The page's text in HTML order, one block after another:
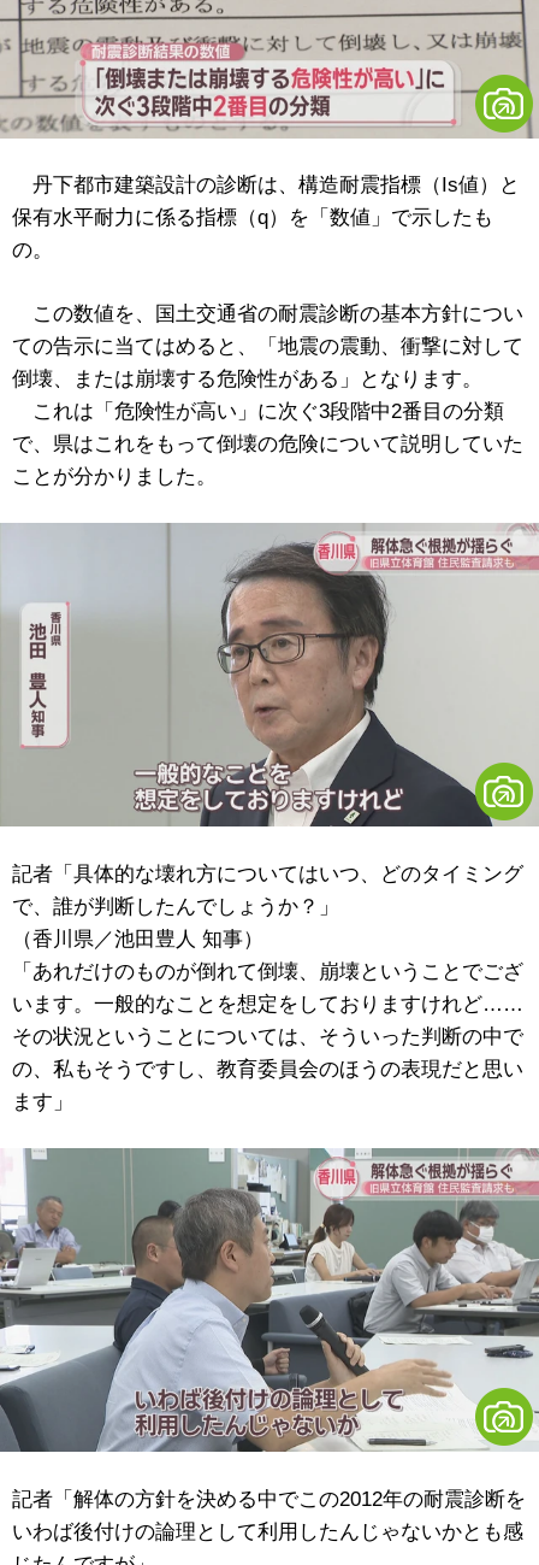
丹下都市建築設計の診断は、構造耐震指標（Is値）と
保有水平耐力に係る指標（q）を「数値」で示したも
の。
この数値を、国土交通省の耐震診断の基本方針につい
ての告示に当てはめると、「地震の震動、衝撃に対して
倒壊、または崩壊する危険性がある」となります。
これは「危険性が高い」に次ぐ3段階中2番目の分類
で、県はこれをもって倒壊の危険について説明していた
ことが分かりました。
記者「具体的な壊れ方についてはいつ、どのタイミング
で、誰が判断したんでしょうか？」
（香川県／池田豊人 知事）
「あれだけのものが倒れて倒壊、崩壊ということでござ
います。一般的なことを想定をしておりますけれど……
その状況ということについては、そういった判断の中で
の、私もそうですし、教育委員会のほうの表現だと思い
ます」
記者「解体の方針を決める中でこの2012年の耐震診断を
いわば後付けの論理として利用したんじゃないかとも感